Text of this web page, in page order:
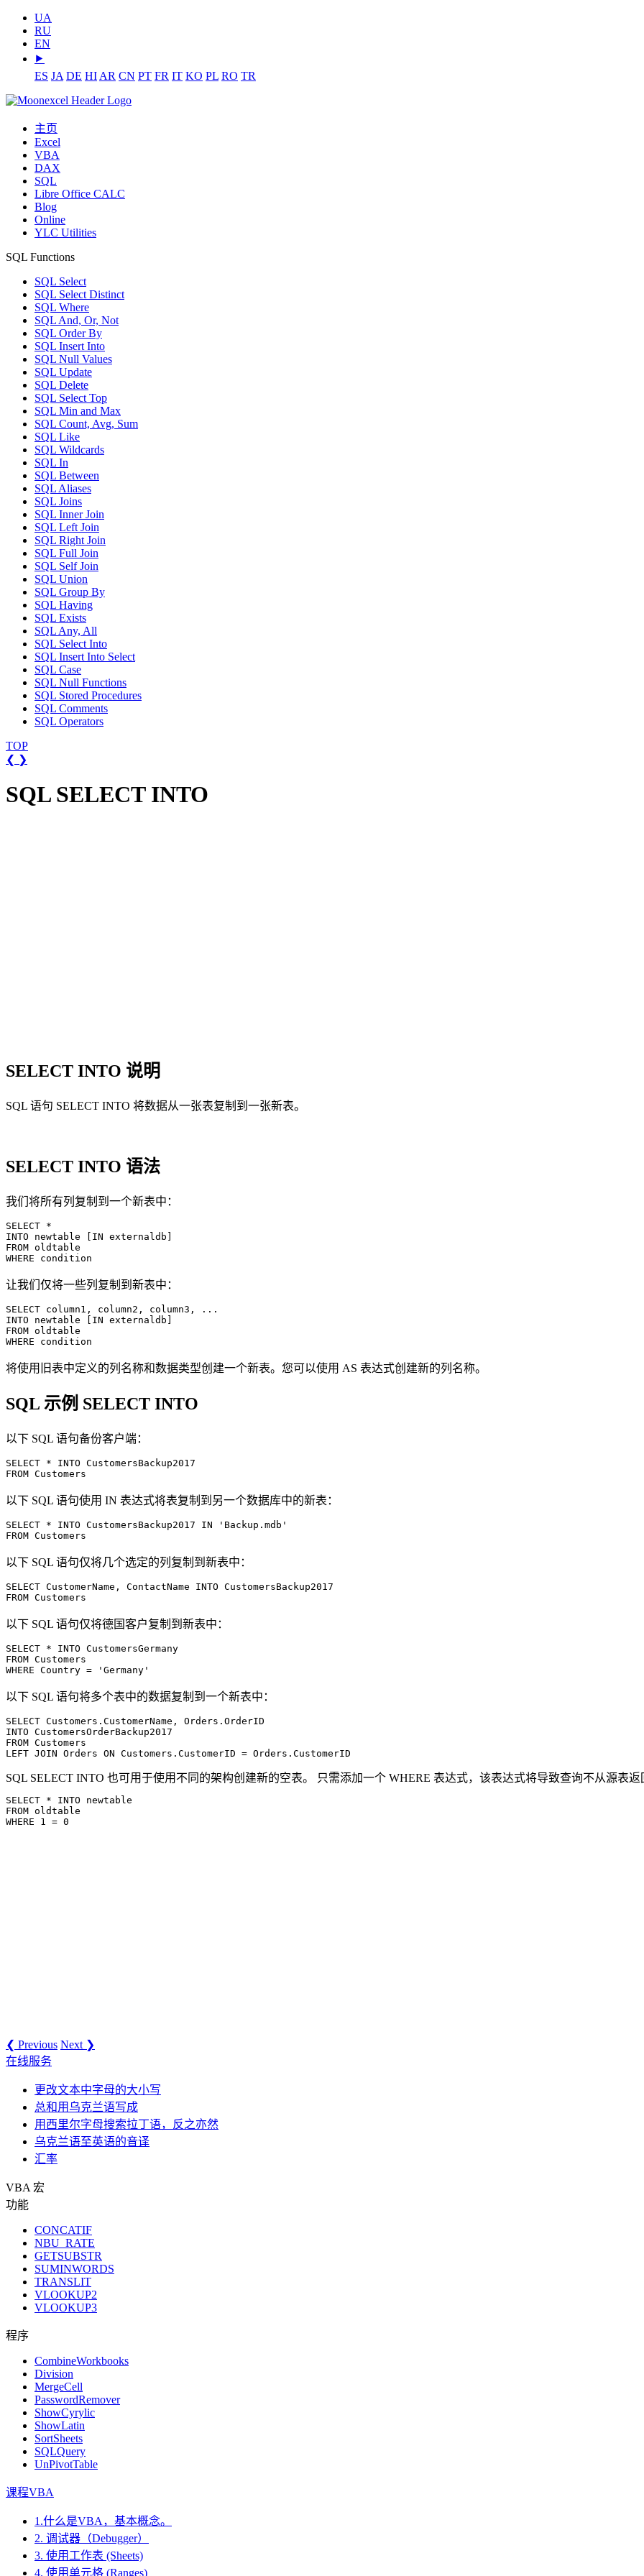
UA
RU
EN
⯈
ES JA DE HI AR CN PT FR IT KO PL RO TR
主页
Excel
VBA
DAX
SQL
Libre Office CALC
Blog
Online
YLC Utilities
SQL Functions
SQL Select
SQL Select Distinct
SQL Where
SQL And, Or, Not
SQL Order By
SQL Insert Into
SQL Null Values
SQL Update
SQL Delete
SQL Select Top
SQL Min and Max
SQL Count, Avg, Sum
SQL Like
SQL Wildcards
SQL In
SQL Between
SQL Aliases
SQL Joins
SQL Inner Join
SQL Left Join
SQL Right Join
SQL Full Join
SQL Self Join
SQL Union
SQL Group By
SQL Having
SQL Exists
SQL Any, All
SQL Select Into
SQL Insert Into Select
SQL Case
SQL Null Functions
SQL Stored Procedures
SQL Comments
SQL Operators
TOP
❮ ❯
SQL SELECT INTO
SELECT INTO 说明
SQL 语句 SELECT INTO 将数据从一张表复制到一张新表。
SELECT INTO 语法
我们将所有列复制到一个新表中：
SELECT *
INTO newtable [IN externaldb]
FROM oldtable
让我们仅将一些列复制到新表中：
SELECT column1, column2, column3, ...
INTO newtable [IN externaldb]
FROM oldtable
将使用旧表中定义的列名称和数据类型创建一个新表。您可以使用 AS 表达式创建新的列名称。
SQL 示例 SELECT INTO
以下 SQL 语句备份客户端：
SELECT * INTO CustomersBackup2017
以下 SQL 语句使用 IN 表达式将表复制到另一个数据库中的新表：
SELECT * INTO CustomersBackup2017 IN 'Backup.mdb'
以下 SQL 语句仅将几个选定的列复制到新表中：
SELECT CustomerName, ContactName INTO CustomersBackup2017
以下 SQL 语句仅将德国客户复制到新表中：
SELECT * INTO CustomersGermany
FROM Customers
以下 SQL 语句将多个表中的数据复制到一个新表中：
SELECT Customers.CustomerName, Orders.OrderID
INTO CustomersOrderBackup2017
FROM Customers
SQL SELECT INTO 也可用于使用不同的架构创建新的空表。 只需添加一个 WHERE 表达式，该表达式将导致查询不从源表返
SELECT * INTO newtable
FROM oldtable
❮ Previous Next ❯
在线服务
更改文本中字母的大小写
总和用乌克兰语写成
用西里尔字母搜索拉丁语，反之亦然
乌克兰语至英语的音译
汇率
VBA 宏
功能
CONCATIF
NBU_RATE
GETSUBSTR
SUMINWORDS
TRANSLIT
VLOOKUP2
VLOOKUP3
程序
CombineWorkbooks
Division
MergeCell
PasswordRemover
ShowCyrylic
ShowLatin
SortSheets
SQLQuery
UnPivotTable
课程VBA
1.什么是VBA，基本概念。
2. 调试器（Debugger）
3. 使用工作表 (Sheets)
4. 使用单元格 (Ranges)